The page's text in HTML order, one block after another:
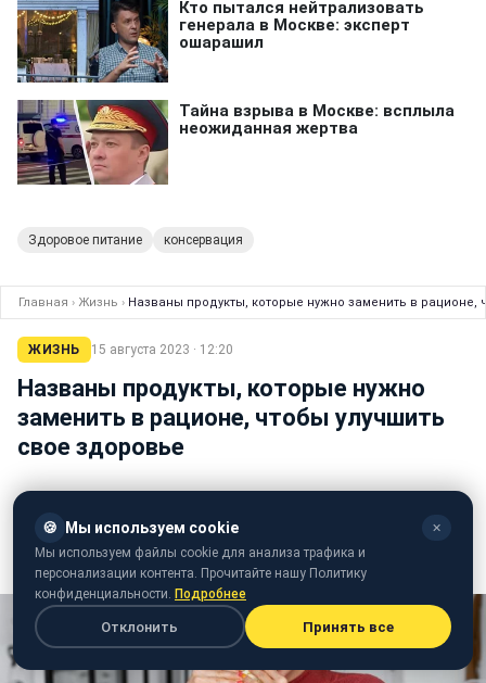
Здоровое питание консервация
Главная › Жизнь › Названы продукты, которые нужно заменить в рационе,
ЖИЗНЬ 15 августа 2023 · 12:20
Названы продукты, которые нужно
заменить в рационе, чтобы улучшить
свое здоровье
редактор ленты новостей
Галина Сеник Эксперт
диетолог и нутрициолог
🍪 Мы используем cookie ✕
Мы используем файлы cookie для анализа трафика и
персонализации контента. Прочитайте нашу Политику
конфиденциальности. Подробнее
Отклонить Принять все